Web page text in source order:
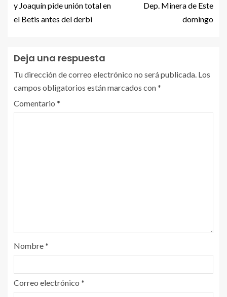
y Joaquín pide unión total en
el Betis antes del derbi
Dep. Minera de Este
domingo
Deja una respuesta
Tu dirección de correo electrónico no será publicada. Los
campos obligatorios están marcados con*
Comentario *
Nombre*
Correo electrónico *